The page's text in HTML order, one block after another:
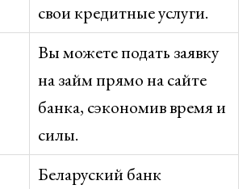
свои кредитные услуги.
Вы можете подать заявку
на займ прямо на сайте
банка, сэкономив время и
силы.
Беларуский банк